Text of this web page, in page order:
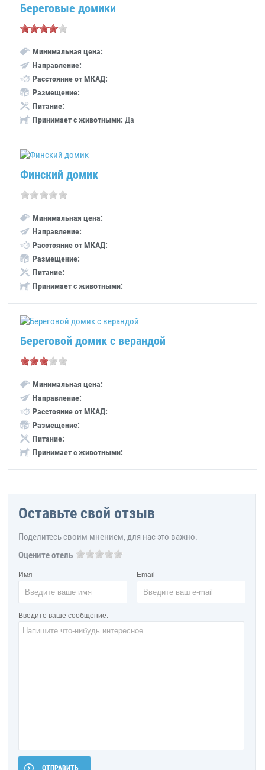
Береговые домики
Минимальная цена:
Направление:
Расстояние от МКАД:
Размещение:
Питание:
Принимает с животными: Да
Финский домик
Минимальная цена:
Направление:
Расстояние от МКАД:
Размещение:
Питание:
Принимает с животными:
Береговой домик с верандой
Минимальная цена:
Направление:
Расстояние от МКАД:
Размещение:
Питание:
Принимает с животными:
Оставьте свой отзыв
Поделитесь своим мнением, для нас это важно.
Оцените отель
Имя Email
Введите ваше сообщение: